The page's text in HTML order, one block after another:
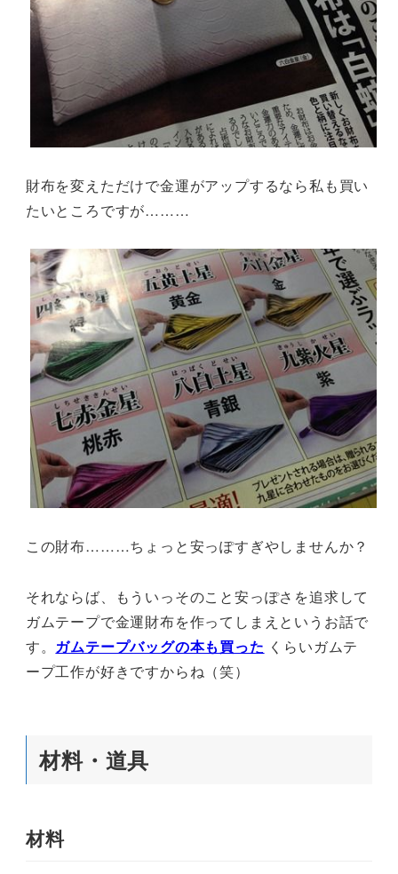
財布を変えただけで金運がアップするなら私も買い
たいところですが………
この財布………ちょっと安っぽすぎやしませんか？
それならば、もういっそのこと安っぽさを追求して
ガムテープで金運財布を作ってしまえというお話で
す。 ガムテープバッグの本も買った くらいガムテ
ープ工作が好きですからね（笑）
材料・道具
材料